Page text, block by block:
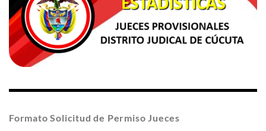
Formato Solicitud de Permiso Jueces